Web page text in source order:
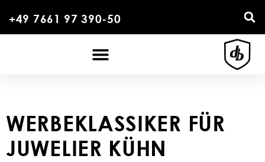
+49 7661 97 390-50
WERBEKLASSIKER FÜR
JUWELIER KÜHN